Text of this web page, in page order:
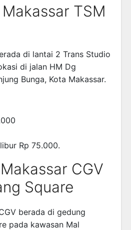
TSM
di lantai 2 Trans Studio
di jalan HM Dg
Bunga, Kota Makassar.
Rp 75.000.
CGV
Square
berada di gedung
pada kawasan Mal